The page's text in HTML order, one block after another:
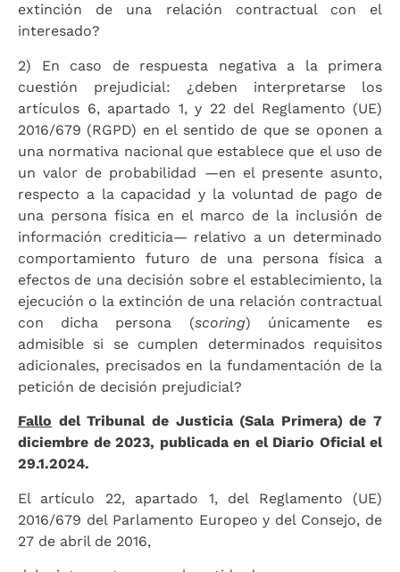
extinción de una relación contractual con el
interesado?
2) En caso de respuesta negativa a la primera
cuestión prejudicial: ¿deben interpretarse los
artículos 6, apartado 1, y 22 del Reglamento (UE)
2016/679 (RGPD) en el sentido de que se oponen a
una normativa nacional que establece que el uso de
un valor de probabilidad —en el presente asunto,
respecto a la capacidad y la voluntad de pago de
una persona física en el marco de la inclusión de
información crediticia— relativo a un determinado
comportamiento futuro de una persona física a
efectos de una decisión sobre el establecimiento, la
ejecución o la extinción de una relación contractual
con dicha persona (scoring) únicamente es
admisible si se cumplen determinados requisitos
adicionales, precisados en la fundamentación de la
petición de decisión prejudicial?
Fallo del Tribunal de Justicia (Sala Primera) de 7
diciembre de 2023, publicada en el Diario Oficial el
29.1.2024.
El artículo 22, apartado 1, del Reglamento (UE)
2016/679 del Parlamento Europeo y del Consejo, de
27 de abril de 2016,